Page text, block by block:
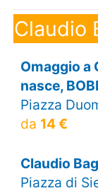
Claudio
Omaggio a
nasce,
Piazza
da 14 €
Claudio
Piazza di